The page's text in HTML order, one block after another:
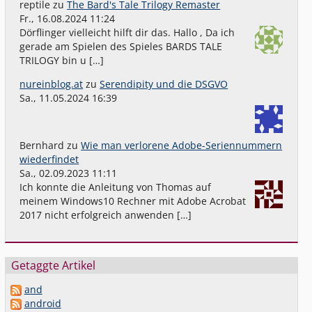
reptile zuThe Bard's Tale Trilogy Remaster
Fr., 16.08.2024 11:24
Dörflinger vielleicht hilft dir das. Hallo , Da ich
gerade am Spielen des Spieles BARDS TALE
TRILOGY bin u […]
nureinblog.at zuSerendipity und die DSGVO
Sa., 11.05.2024 16:39
Bernhard zuWie man verlorene Adobe-Seriennummern
wiederfindet
Sa., 02.09.2023 11:11
Ich konnte die Anleitung von Thomas auf
meinem Windows10 Rechner mit Adobe Acrobat
2017 nicht erfolgreich anwenden […]
Getaggte Artikel
and
android